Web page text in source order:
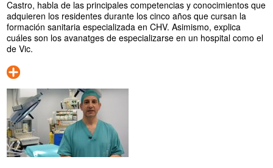
Buscador
Traductor
Segueix-nos:
Castro, habla de las principales competencias y conocimientos que
adquieren los residentes durante los cinco años que cursan la
formación sanitaria especializada en CHV. Asimismo, explica
cuáles son los avanatges de especializarse en un hospital como el
de Vic.